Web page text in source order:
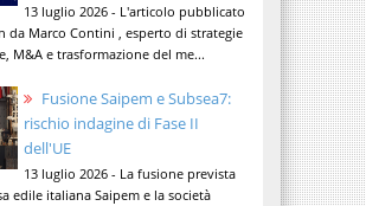
13 luglio 2026 - L'articolo pubblicato
da Marco Contini , esperto di strategie
M&A e trasformazione del me...
Fusione Saipem e Subsea7:
rischio indagine di Fase II
dell'UE
13 luglio 2026 - La fusione prevista
edile italiana Saipem e la società